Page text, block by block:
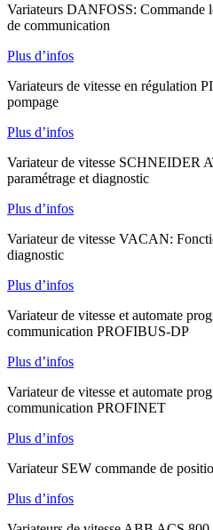
Variateurs DANFOSS: Commande
de communication
Plus d’infos
Variateurs de vitesse en régulation
pompage
Plus d’infos
Variateur de vitesse SCHNEIDER
paramétrage et diagnostic
Plus d’infos
Variateur de vitesse VACAN:
diagnostic
Plus d’infos
Variateur de vitesse et automate
communication PROFIBUS-DP
Plus d’infos
Variateur de vitesse et automate
communication PROFINET
Plus d’infos
Variateur SEW commande de
Plus d’infos